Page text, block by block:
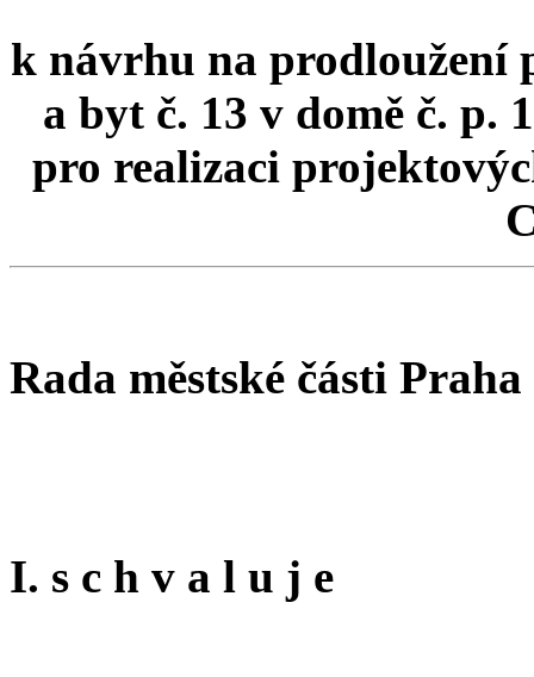
k návrhu na prodloužení
a byt č. 13 v domě č. p.
pro realizaci
Rada městské části Praha
I. s c h v a l u j e